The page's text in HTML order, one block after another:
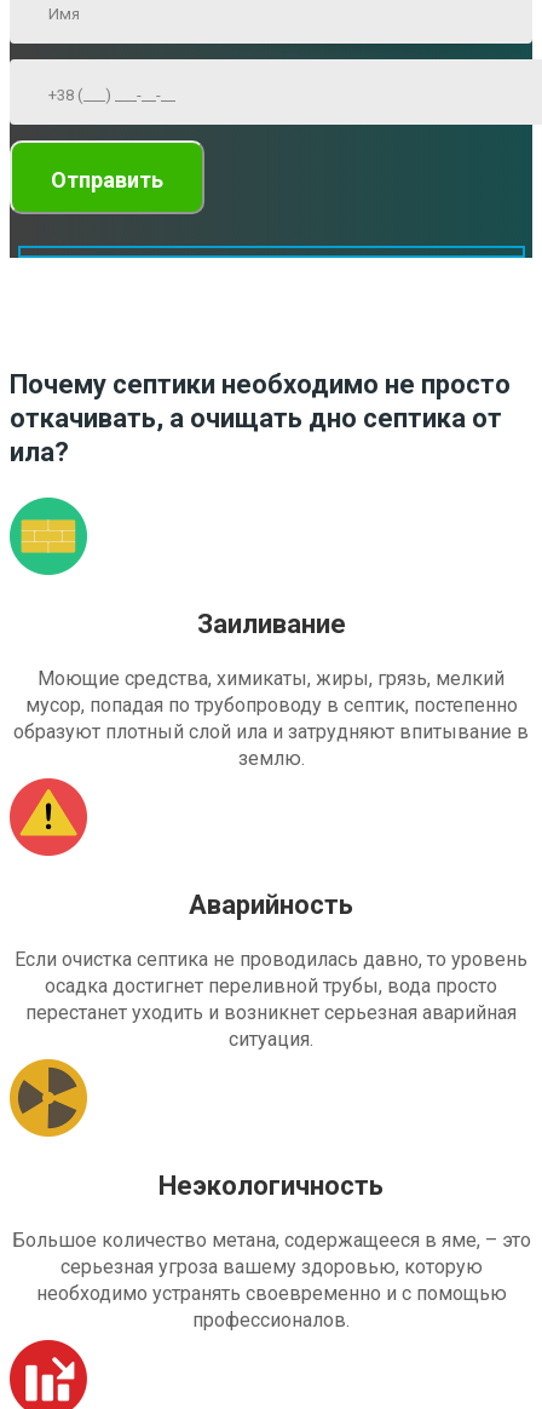
Почему септики необходимо не просто
откачивать, а очищать дно септика от
ила?
Заиливание
Моющие средства, химикаты, жиры, грязь, мелкий
мусор, попадая по трубопроводу в септик, постепенно
образуют плотный слой ила и затрудняют впитывание в
землю.
Аварийность
Если очистка септика не проводилась давно, то уровень
осадка достигнет переливной трубы, вода просто
перестанет уходить и возникнет серьезная аварийная
ситуация.
Неэкологичность
Большое количество метана, содержащееся в яме, – это
серьезная угроза вашему здоровью, которую
необходимо устранять своевременно и с помощью
профессионалов.